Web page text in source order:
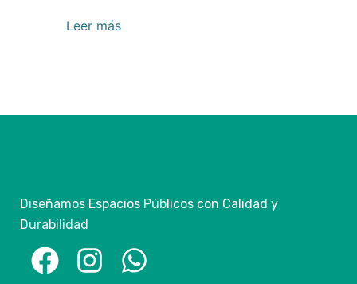
Leer más
Diseñamos Espacios Públicos con Calidad y
Durabilidad